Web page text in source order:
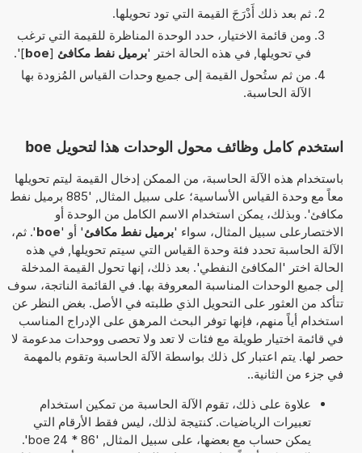
ثم بعد ذلك أَدْرَجَ القيمة التي تود تحويلها.
ومن قائمة الاختيار، حدد الوحدة المناظرة للقيمة التي ترغب
في تحويلها, في هذه الحالة اختر 'برميل نفط مكافئ [
boe
]'.
من ثم ستُحول القيمة إلى جميع وحدات القياس المُزودة بها
الآلة الحاسبة.
استخدم كامل وظائف محول الوحدات هذا لتحويل boe
باستخدام هذه الآلة الحاسبة، من الممكن إدخال القيمة ليتم تحويلها
معاً مع وحدة القياس الأساسية؛ على سبيل المثال, '885 برميل نفط
مكافئ'. وبذلك، يمكن استخدام الاسم الكامل من الوحدة أو
الاختصارعلى سبيل المثال، سواء 'برميل نفط مكافئ' أو 'boe'. ثم،
الآلة الحاسبة تحدد فئة وحدة القياس التي سيتم تحويلها, في هذه
الحالة اختر 'المكافئ النفطي'. بعد ذلك، إنها تحول القيمة المدخلة
إلى جميع الوحدات المناسبة المعروفة بها. في القائمة الناتجة، سوف
تتأكد من العثور على التحويل الذي طلبته في الأصل. بغض النظر عن
استخدام أياً منهم، فإنها توفر البحث المرهق على الإدراج المناسب
في قائمة اختيار طويلة مع فئات لا تعد ولا تحصى ووحدات مدعومة لا
حصر لها. يتم اعتبار كل ذلك بواسطة الآلة الحاسبة وتقوم بالمهمة
في جزء من الثانية..
علاوة على ذلك، تقوم الآلة الحاسبة من تمكين استخدام
تعبيرات الرياضيات. كنتيجة لذلك، ليس فقط الأرقام التي
يمكن حساب مع بعضها، على سبيل المثال, '86 * 24 boe'.